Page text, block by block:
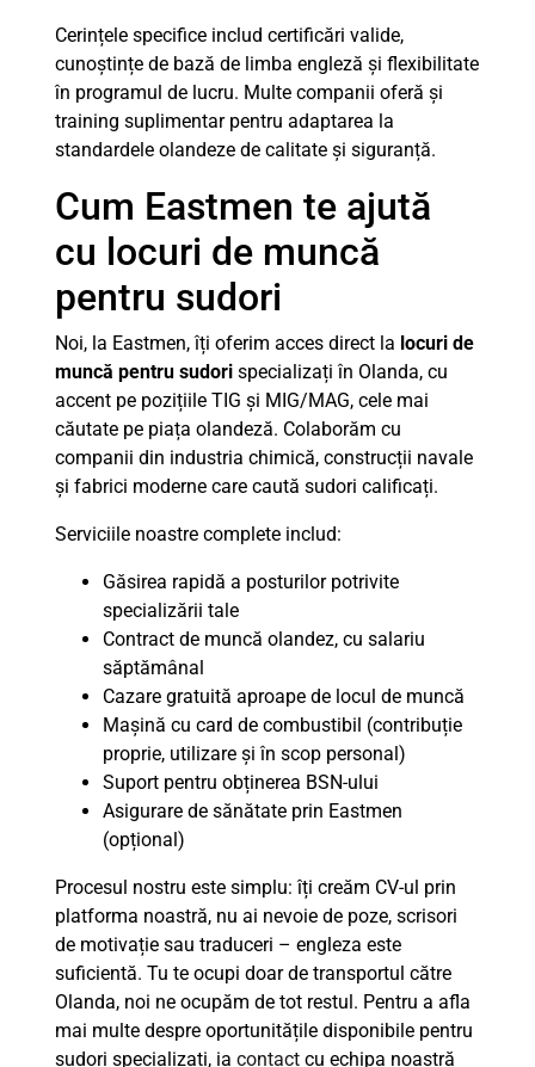
Cerințele specifice includ certificări valide,
cunoștințe de bază de limba engleză și flexibilitate
în programul de lucru. Multe companii oferă și
training suplimentar pentru adaptarea la
standardele olandeze de calitate și siguranță.
Cum Eastmen te ajută
cu locuri de muncă
pentru sudori
Noi, la Eastmen, îți oferim acces direct la locuri de
muncă pentru sudori specializați în Olanda, cu
accent pe pozițiile TIG și MIG/MAG, cele mai
căutate pe piața olandeză. Colaborăm cu
companii din industria chimică, construcții navale
și fabrici moderne care caută sudori calificați.
Serviciile noastre complete includ:
Găsirea rapidă a posturilor potrivite
specializării tale
Contract de muncă olandez, cu salariu
săptămânal
Cazare gratuită aproape de locul de muncă
Mașină cu card de combustibil (contribuție
proprie, utilizare și în scop personal)
Suport pentru obținerea BSN-ului
Asigurare de sănătate prin Eastmen
(opțional)
Procesul nostru este simplu: îți creăm CV-ul prin
platforma noastră, nu ai nevoie de poze, scrisori
de motivație sau traduceri – engleza este
suficientă. Tu te ocupi doar de transportul către
Olanda, noi ne ocupăm de tot restul. Pentru a afla
mai multe despre oportunitățile disponibile pentru
sudori specializați, ia contact cu echipa noastră